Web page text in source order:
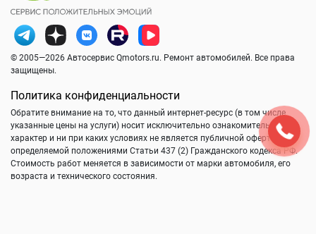
© 2005—2026 Автосервис Qmotors.ru. Ремонт автомобилей. Все права
защищены.
Политика конфиденциальности
Обратите внимание на то, что данный интернет-ресурс (в том числе
указанные цены на услуги) носит исключительно ознакомительный
характер и ни при каких условиях не является публичной офертой,
определяемой положениями Статьи 437 (2) Гражданского кодекса РФ.
Стоимость работ меняется в зависимости от марки автомобиля, его
возраста и технического состояния.